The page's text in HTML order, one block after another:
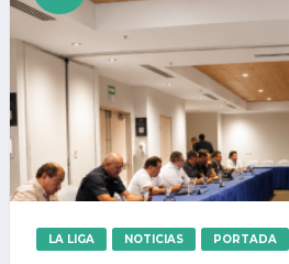
LA LIGA NOTICIAS PORTADA